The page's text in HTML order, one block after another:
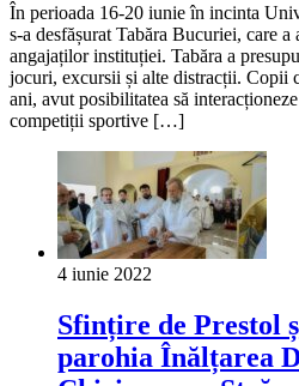
În perioada 16-20 iunie în incinta
s-a desfășurat Tabăra Bucuriei, care
angajaților instituției. Tabăra a
jocuri, excursii și alte distracții. Copii
ani, avut posibilitatea să
competiții sportive […]
4 iunie 2022
Sfințire de Prestol
parohia Înălțarea